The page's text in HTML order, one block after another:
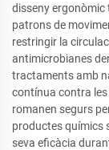
disseny ergonòmic
patrons de
restringir la
antimicrobianes
tractaments amb
contínua contra les
romanen segurs
productes químics
seva eficàcia